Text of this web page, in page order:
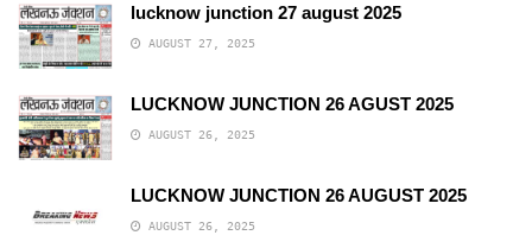
lucknow junction 27 august 2025
AUGUST 27, 2025
LUCKNOW JUNCTION 26 AGUST 2025
AUGUST 26, 2025
LUCKNOW JUNCTION 26 AUGUST 2025
AUGUST 26, 2025